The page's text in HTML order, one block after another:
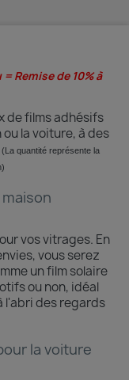
Remise de 10% à
de films adhésifs
la voiture, à des
(La quantité représentela
vos vitrages. En
vous serez
un film solaire
ou non, idéal
l'abri des regards
la voiture